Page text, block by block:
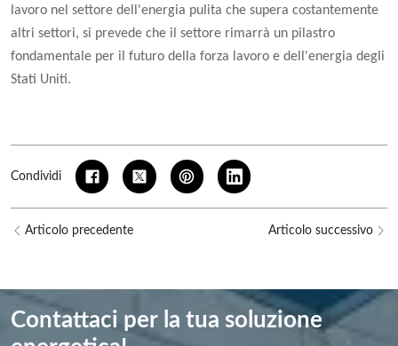
lavoro nel settore dell'energia pulita che supera costantemente
altri settori, si prevede che il settore rimarrà un pilastro
fondamentale per il futuro della forza lavoro e dell'energia degli
Stati Uniti.
Condividi
Articolo precedente Articolo successivo
Contattaci per la tua soluzione